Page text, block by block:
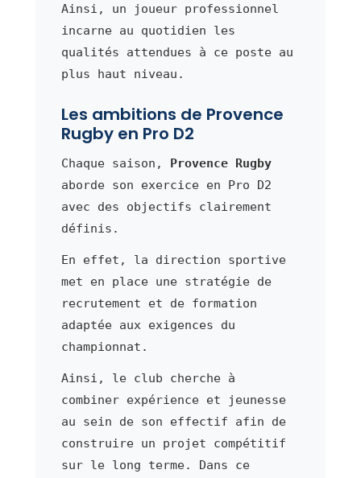
Ainsi, un joueur professionnel
incarne au quotidien les
qualités attendues à ce poste au
plus haut niveau.
Les ambitions de Provence
Rugby en Pro D2
Chaque saison, Provence Rugby
aborde son exercice en Pro D2
avec des objectifs clairement
définis.
En effet, la direction sportive
met en place une stratégie de
recrutement et de formation
adaptée aux exigences du
championnat.
Ainsi, le club cherche à
combiner expérience et jeunesse
au sein de son effectif afin de
construire un projet compétitif
sur le long terme. Dans ce